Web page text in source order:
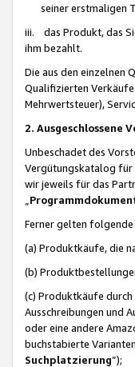
seiner erstmaligen
iii. das Produkt, das
ihm bezahlt.
Die aus den einzelnen
Qualifizierten Verkäufe
Mehrwertsteuer),
2. Ausgeschlossene
Unbeschadet des
Vergütungskatalog für
wir jeweils für das
Ferner gelten
(a) Produktkäufe, die
(b)
(c) Produktkäufe durch
Ausschreibungen und
oder eine andere
buchstabierte
Suchplatzierung”);